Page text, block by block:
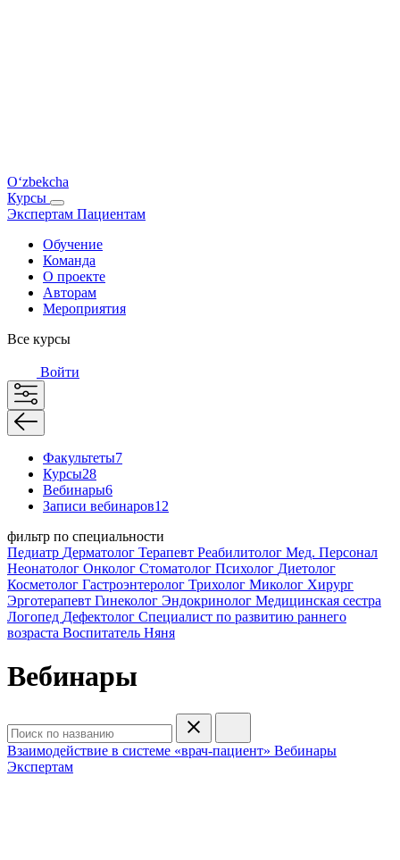
O‘zbekcha
Курсы
Экспертам Пациентам
Обучение
Команда
О проекте
Авторам
Мероприятия
Все курсы
Войти
Факультеты7
Курсы28
Вебинары6
Записи вебинаров12
фильтр по специальности
Педиатр Дерматолог Терапевт Реабилитолог Мед. Персонал
Неонатолог Онколог Стоматолог Психолог Диетолог
Косметолог Гастроэнтеролог Трихолог Миколог Хирург
Эрготерапевт Гинеколог Эндокринолог Медицинская сестра
Логопед Дефектолог Специалист по развитию раннего
возраста Воспитатель Няня
Вебинары
Взаимодействие в системе «врач-пациент» Вебинары
Экспертам